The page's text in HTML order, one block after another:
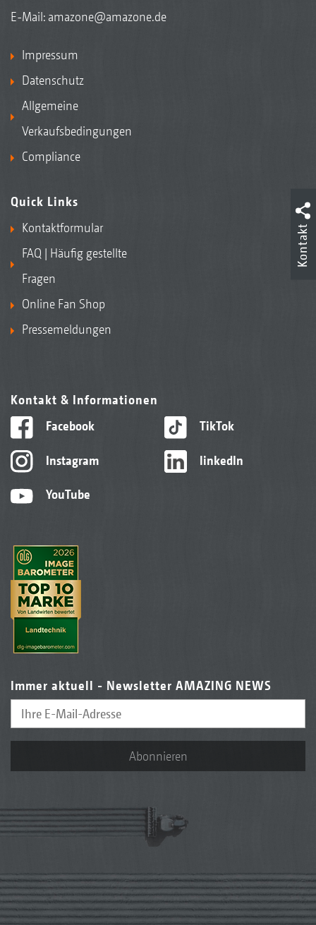
E-Mail: amazone@amazone.de
Impressum
Datenschutz
Allgemeine
Verkaufsbedingungen
Compliance
Quick Links
Kontaktformular
FAQ | Häufig gestellte
Fragen
Online Fan Shop
Pressemeldungen
Kontakt & Informationen
Facebook
Instagram
YouTube
TikTok
linkedIn
Immer aktuell - Newsletter AMAZING NEWS
Abonnieren
Kontakt